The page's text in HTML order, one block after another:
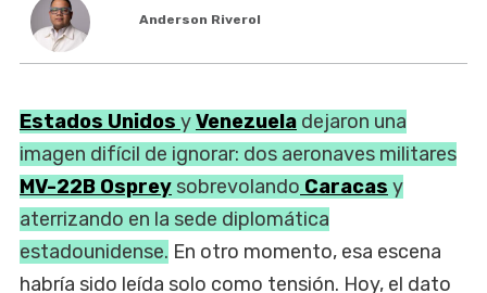
Anderson Riverol
Estados Unidos yVenezuela dejaron una
imagen difícil de ignorar: dos aeronaves militares
MV-22B Osprey sobrevolando Caracas y
aterrizando en la sede diplomática
estadounidense. En otro momento, esa escena
habría sido leída solo como tensión. Hoy, el dato